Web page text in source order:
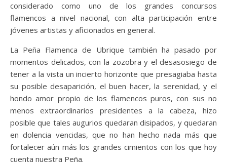
considerado como uno de los grandes concursos
flamencos a nivel nacional, con alta participación entre
jóvenes artistas y aficionados en general.
La Peña Flamenca de Ubrique también ha pasado por
momentos delicados, con la zozobra y el desasosiego de
tener a la vista un incierto horizonte que presagiaba hasta
su posible desaparición, el buen hacer, la serenidad, y el
hondo amor propio de los flamencos puros, con sus no
menos extraordinarios presidentes a la cabeza, hizo
posible que tales augurios quedaran disipados, y quedaran
en dolencia vencidas, que no han hecho nada más que
fortalecer aún más los grandes cimientos con los que hoy
cuenta nuestra Peña.